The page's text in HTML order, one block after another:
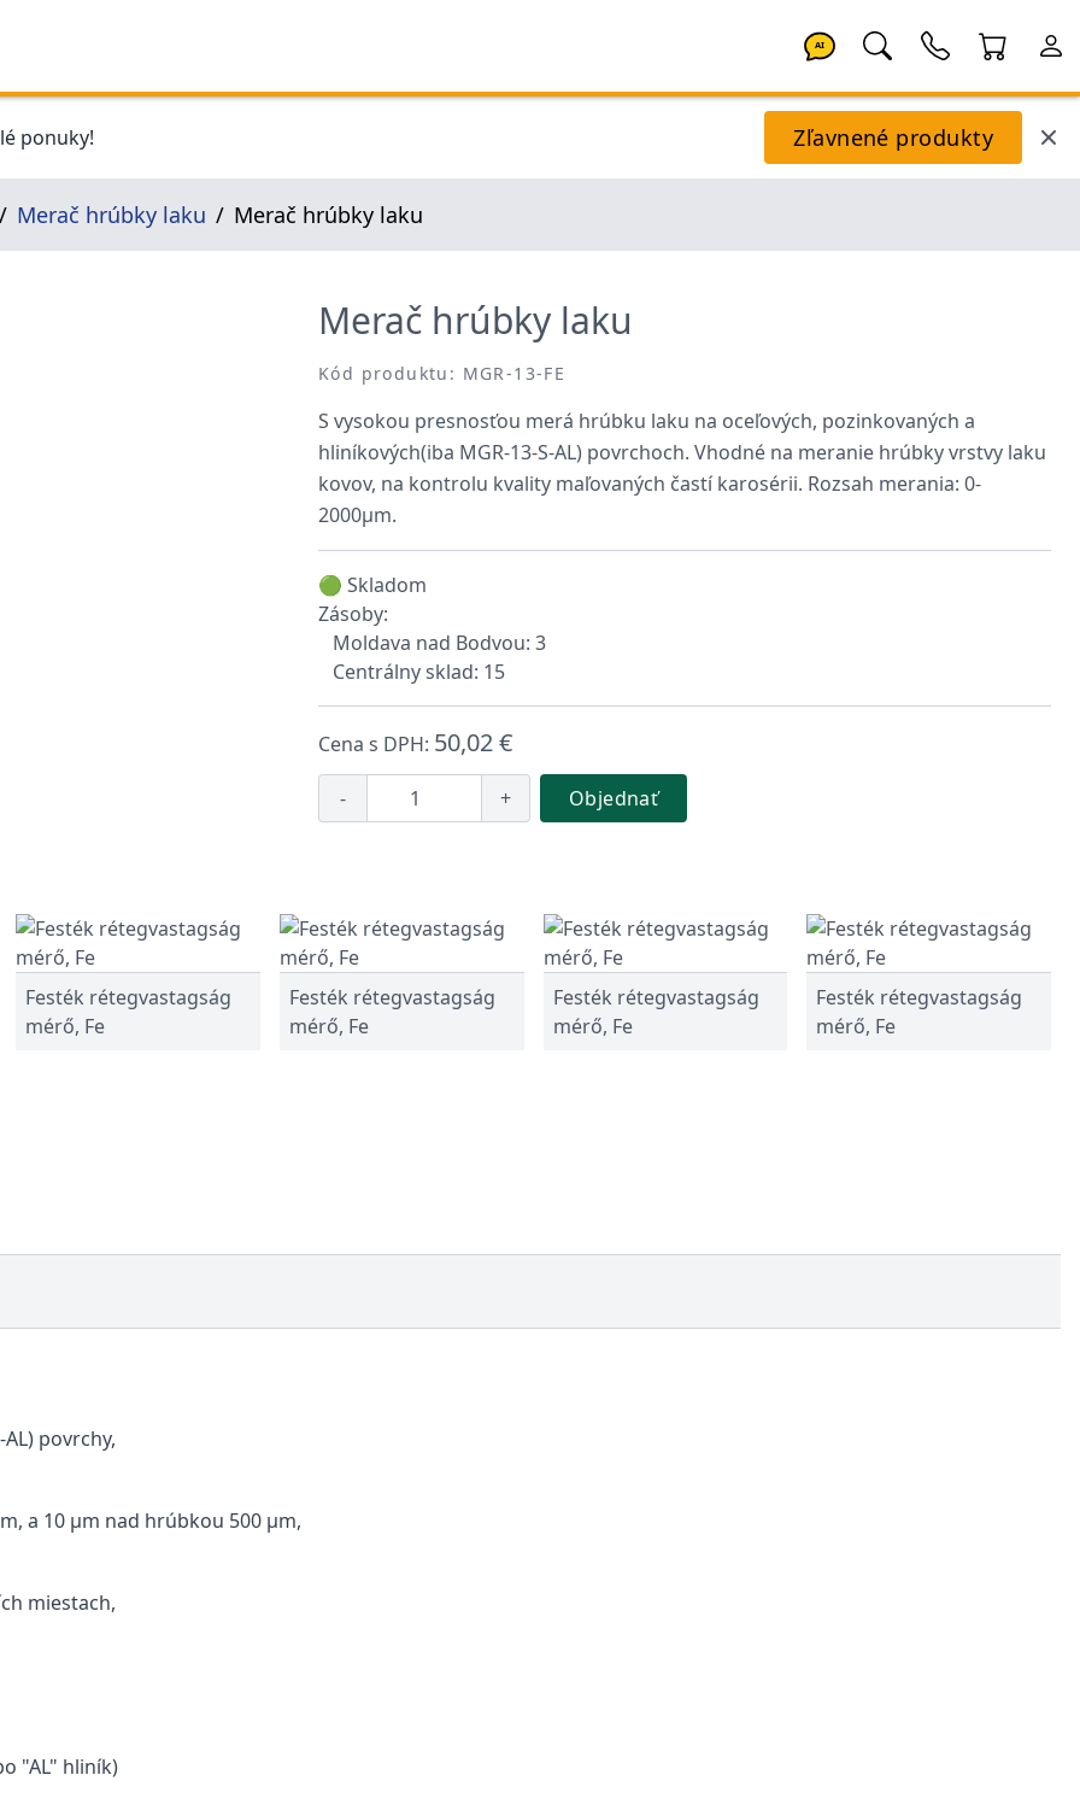
AI
ponuky! Zľavnené produkty
Merač hrúbky laku Merač hrúbky laku
Merač hrúbky laku
Kód produktu: MGR-13-FE
S vysokou presnosťou merá hrúbku laku na oceľových, pozinkovaných a
hliníkových(iba MGR-13-S-AL) povrchoch. Vhodné na meranie hrúbky vrstvy laku
kovov, na kontrolu kvality maľovaných častí karosérii. Rozsah merania: 0-
2000μm.
🟢 Skladom
Zásoby:
Moldava nad Bodvou: 3
Centrálny sklad: 15
Cena s DPH: 50,02 €
- + Objednať
Festék rétegvastagság
mérő, Fe
Festék rétegvastagság
mérő, Fe
Festék rétegvastagság
mérő, Fe
Festék rétegvastagság
mérő, Fe
povrchy,
a 10 μm nad hrúbkou 500 μm,
miestach,
"AL" hliník)